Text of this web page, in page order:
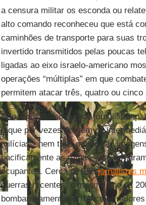
a censura militar os esconda ou
alto comando reconheceu que está
caminhões de transporte para suas
invertido transmitidos pelas poucas
ligadas ao eixo israelo-americano
operações “múltiplas” em que
permitem atacar três, quatro ou
Não é por acaso que os jornalistas
e que por vezes servem de
milícias - nem tudo mostrarão
pacificamente as ruínas -, se
ocupantes. Cerca de 150jornalistas
guerras recentes; o mesmo que os
bombardeamentos e franco-